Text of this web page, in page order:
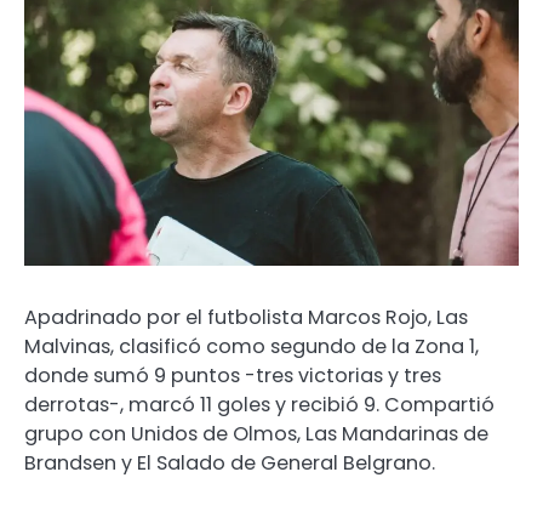
Apadrinado por el futbolista Marcos Rojo, Las
Malvinas, clasificó como segundo de la Zona 1,
donde sumó 9 puntos -tres victorias y tres
derrotas-, marcó 11 goles y recibió 9. Compartió
grupo con Unidos de Olmos, Las Mandarinas de
Brandsen y El Salado de General Belgrano.